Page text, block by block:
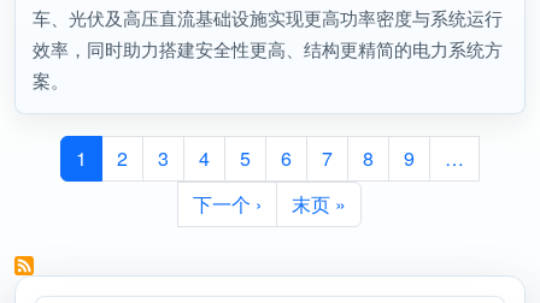
车、光伏及高压直流基础设施实现更高功率密度与系统运行
效率，同时助力搭建安全性更高、结构更精简的电力系统方
案。
分页
1 2 3 4 5 6 7 8 9
…
下一个 › 下一页
末页 »